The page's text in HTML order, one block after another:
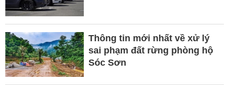
Thông tin mới nhất về xử lý
sai phạm đất rừng phòng hộ
Sóc Sơn